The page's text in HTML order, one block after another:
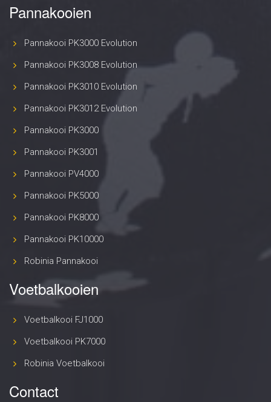
Pannakooien
Pannakooi PK3000 Evolution
Pannakooi PK3008 Evolution
Pannakooi PK3010 Evolution
Pannakooi PK3012 Evolution
Pannakooi PK3000
Pannakooi PK3001
Pannakooi PV4000
Pannakooi PK5000
Pannakooi PK8000
Pannakooi PK10000
Robinia Pannakooi
Voetbalkooien
Voetbalkooi FJ1000
Voetbalkooi PK7000
Robinia Voetbalkooi
Contact